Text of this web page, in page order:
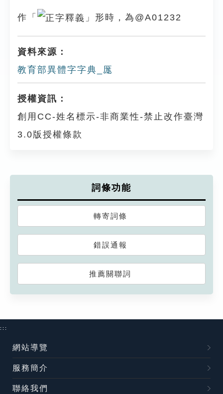
作「 」形時，為@A01232
資料來源：
教育部異體字字典_厖
授權資訊：
創用CC-姓名標示-非商業性-禁止改作臺灣
3.0版授權條款
詞條功能
轉寄詞條
錯誤通報
推薦關聯詞
:::
網站導覽
服務簡介
聯絡我們